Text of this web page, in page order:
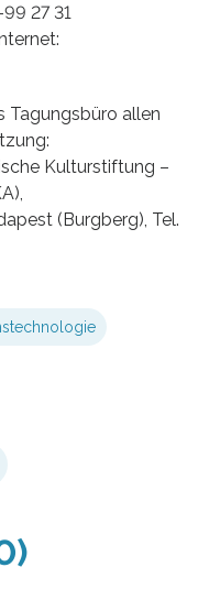
27 31
Tagungsbüro allen
Kulturstiftung –
(Burgberg), Tel.